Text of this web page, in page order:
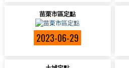
苗栗市區定點
2023-06-29